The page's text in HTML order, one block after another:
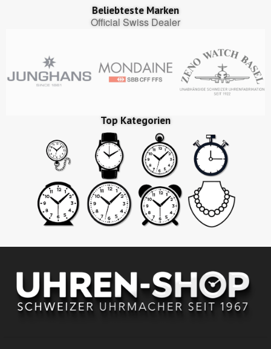
Beliebteste Marken
Official Swiss Dealer
Top Kategorien